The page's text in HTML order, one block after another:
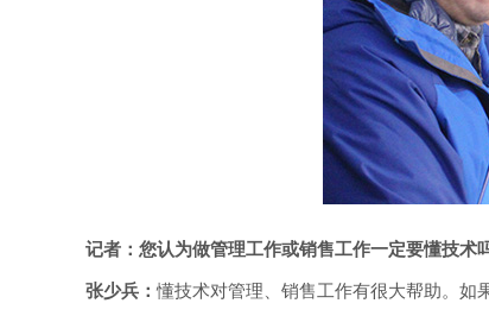
记者：您认为做管理工作或销售工作一定要懂技术
张少兵：懂技术对管理、销售工作有很大帮助。如